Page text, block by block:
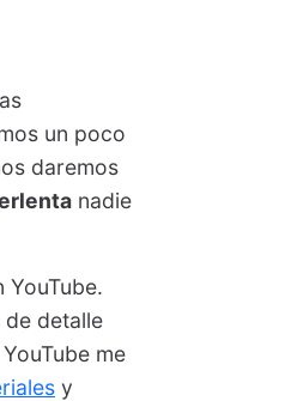
un poco
daremos
nadie
detalle
me
y